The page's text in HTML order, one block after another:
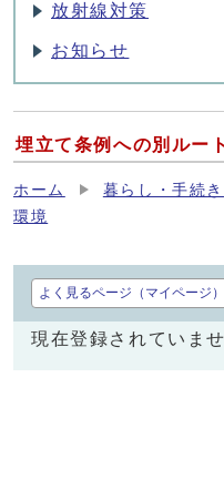
放射線対策
お知らせ
埋立て条例への別ルート
ホーム 暮らし・手続き
環境
よく見るページ（マイページ
現在登録されていませ